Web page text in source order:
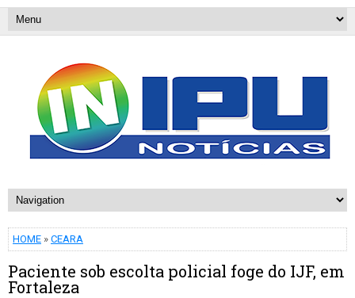
HOME » CEARA
Paciente sob escolta policial foge do IJF, em
Fortaleza